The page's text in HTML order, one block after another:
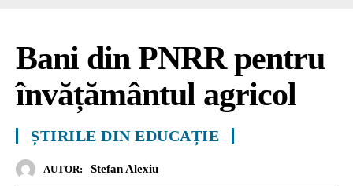
Bani din PNRR pentru
învățământul agricol
ȘTIRILE DIN EDUCAȚIE
AUTOR: Stefan Alexiu